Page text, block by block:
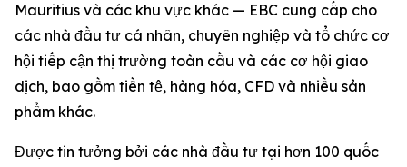
Mauritius và các khu vực khác — EBC cung cấp cho
các nhà đầu tư cá nhân, chuyên nghiệp và tổ chức cơ
hội tiếp cận thị trường toàn cầu và các cơ hội giao
dịch, bao gồm tiền tệ, hàng hóa, CFD và nhiều sản
phẩm khác.
Được tin tưởng bởi các nhà đầu tư tại hơn 100 quốc